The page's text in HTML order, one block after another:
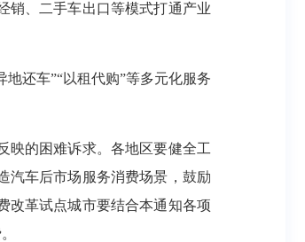
销、二手车出口等模式打通产业
还车”“以租代购”等多元化服务
映的困难诉求。各地区要健全工
汽车后市场服务消费场景，鼓励
改革试点城市要结合本通知各项